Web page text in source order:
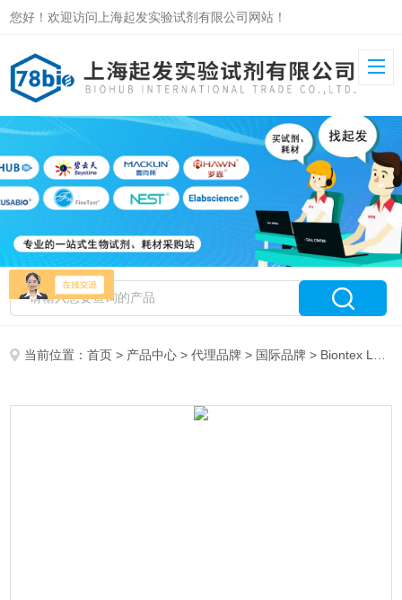
您好！欢迎访问上海起发实验试剂有限公司网站！
当前位置：首页 > 产品中心 >代理品牌 > 国际品牌 > Biontex Laboratories GmbH授权代理